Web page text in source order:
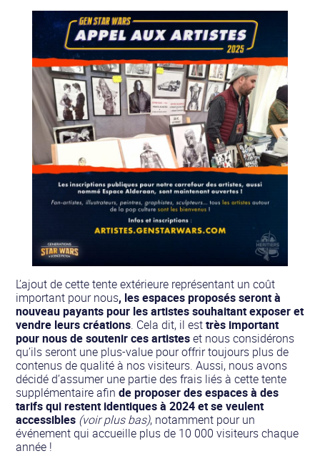
L’ajout de cette tente extérieure représentant un coût
important pour nous, les espaces proposés seront à
nouveau payants pour les artistes souhaitant exposer et
vendre leurs créations. Cela dit, il esttrès important
pour nous de soutenir ces artisteset nous considérons
qu’ils seront une plus-value pour offrir toujours plus de
contenus de qualité à nos visiteurs. Aussi, nous avons
décidé d’assumer une partie des frais liés à cette tente
supplémentaire afinde proposer des espaces à des
tarifs qui restent identiques à 2024 et se veulent
accessibles (voir plus bas), notamment pour un
événement qui accueille plus de 10 000 visiteurs chaque
année !